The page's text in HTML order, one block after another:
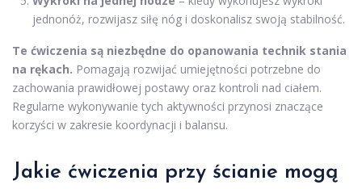
jednonóż, rozwijasz siłę nóg i doskonalisz swoją stabilność.
Te ćwiczenia są niezbędne do opanowania technik stania
na rękach. Pomagają rozwijać umiejętności potrzebne do
zachowania prawidłowej postawy oraz kontroli nad ciałem.
Regularne wykonywanie tych aktywności przynosi znaczące
korzyści w zakresie koordynacji i balansu.
Jakie ćwiczenia przy ścianie mogą